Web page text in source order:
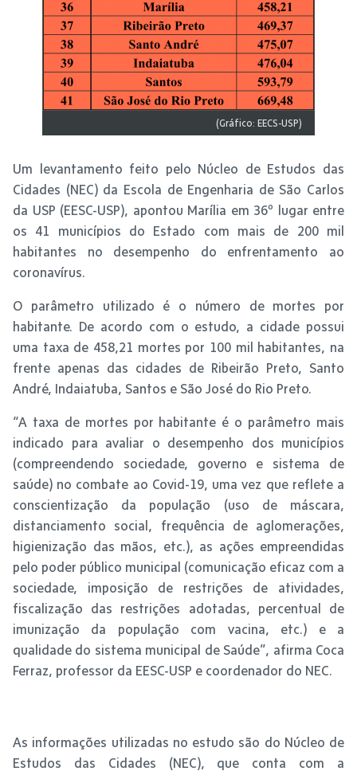
(Gráfico: EECS-USP)
Um levantamento feito pelo Núcleo de Estudos das
Cidades (NEC) da Escola de Engenharia de São Carlos
da USP (EESC-USP), apontou Marília em 36º lugar entre
os 41 municípios do Estado com mais de 200 mil
habitantes no desempenho do enfrentamento ao
coronavírus.
O parâmetro utilizado é o número de mortes por
habitante. De acordo com o estudo, a cidade possui
uma taxa de 458,21 mortes por 100 mil habitantes, na
frente apenas das cidades de Ribeirão Preto, Santo
André, Indaiatuba, Santos e São José do Rio Preto.
“A taxa de mortes por habitante é o parâmetro mais
indicado para avaliar o desempenho dos municípios
(compreendendo sociedade, governo e sistema de
saúde) no combate ao Covid-19, uma vez que reflete a
conscientização da população (uso de máscara,
distanciamento social, frequência de aglomerações,
higienização das mãos, etc.), as ações empreendidas
pelo poder público municipal (comunicação eficaz com a
sociedade, imposição de restrições de atividades,
fiscalização das restrições adotadas, percentual de
imunização da população com vacina, etc.) e a
qualidade do sistema municipal de Saúde”, afirma Coca
Ferraz, professor da EESC-USP e coordenador do NEC.
As informações utilizadas no estudo são do Núcleo de
Estudos das Cidades (NEC), que conta com a